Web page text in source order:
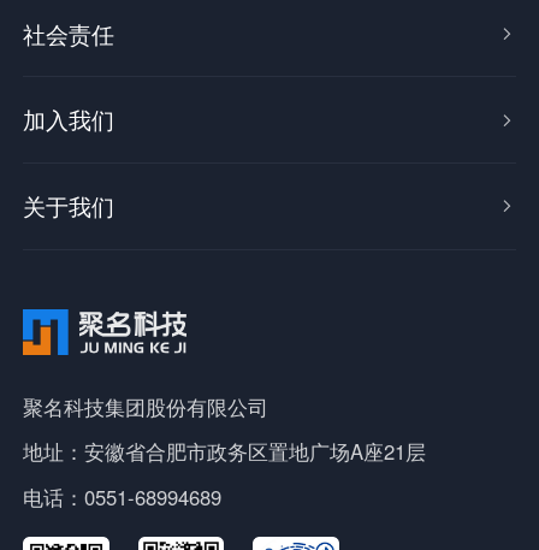
社会责任 
加入我们 
关于我们 
聚名科技集团股份有限公司
地址：安徽省合肥市政务区置地广场A座21层
电话：0551-68994689